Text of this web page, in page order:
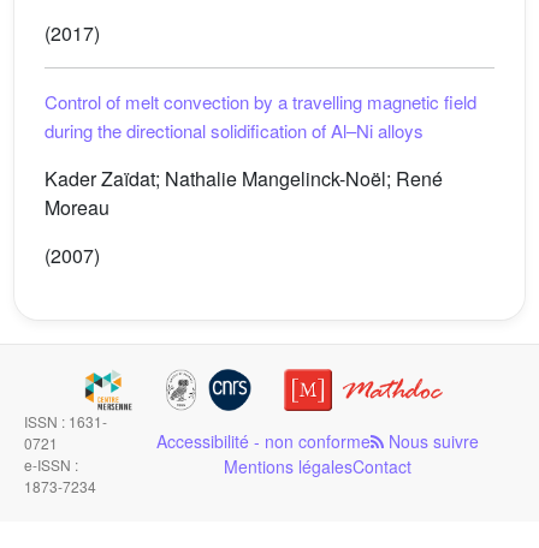
(2017)
Control of melt convection by a travelling magnetic field
during the directional solidification of Al–Ni alloys
Kader Zaïdat; Nathalie Mangelinck-Noël; René
Moreau
(2007)
ISSN : 1631-
0721
e-ISSN :
1873-7234
Accessibilité - non conforme Nous suivre
Mentions légalesContact